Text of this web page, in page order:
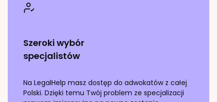
Szeroki wybór
specjalistów
Na LegalHelp masz dostęp do adwokatów z całej
Polski. Dzięki temu Twój problem ze specjalizacji